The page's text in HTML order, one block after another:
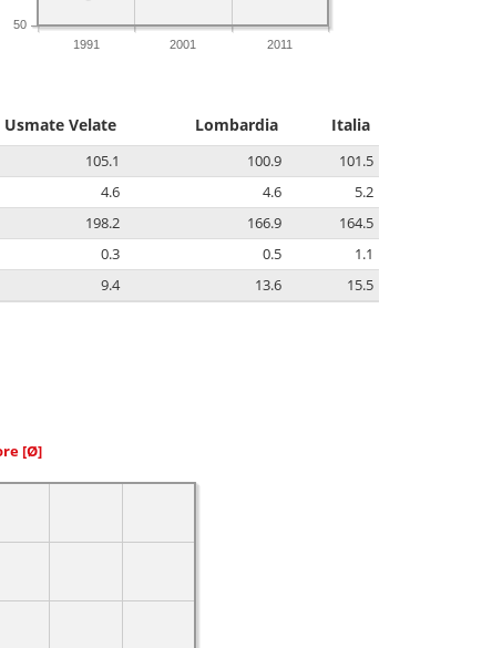
1991 2001 2011
50
Usmate Velate Lombardia Italia
105.1 100.9
101.5
4.6 4.6
5.2
198.2 166.9
164.5
0.3 0.5
1.1
9.4 13.6 15.5
[Ø]